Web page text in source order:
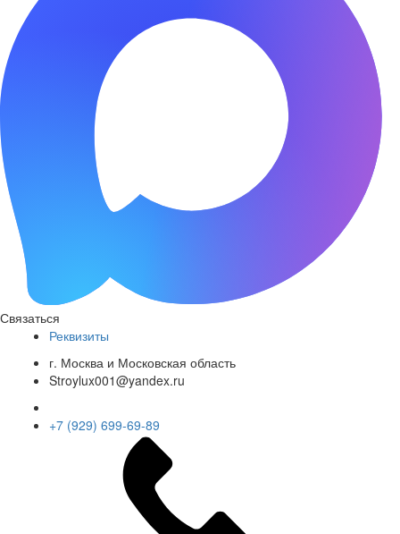
Связаться
Реквизиты
г. Москва и Московская область
Stroylux001@yandex.ru
+7 (929) 699-69-89